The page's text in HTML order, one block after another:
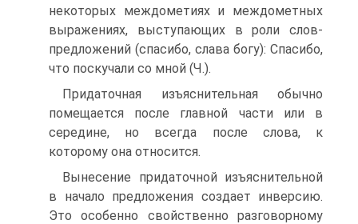
некоторых междометиях и междометных
выражениях, выступающих в роли слов-
предложений (спасибо, слава богу): Спасибо,
что поскучали со мной (Ч.).
Придаточная изъяснительная обычно
помещается после главной части или в
середине, но всегда после слова, к
которому она относится.
Вынесение придаточной изъяснительной
в начало предложения создает инверсию.
Это особенно свойственно разговорному